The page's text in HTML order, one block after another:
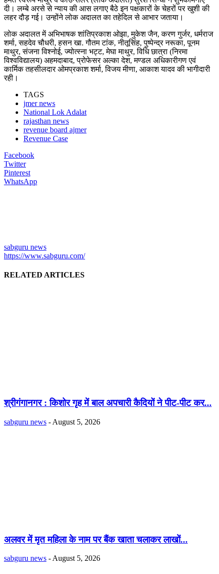
दी। लम्बे अरसे से न्याय की आस लगाए बैठे इन पक्षकारों के चेहरों पर खुशी की
लहर दौड़ गई। उन्होंने लोक अदालत का तहेदिल से आभार जताया।
लोक अदालत में अभिभाषक शांतिप्रकाश ओझा, मुकेश जैन, करण गुर्जर, धर्मराज
शर्मा, सहदेव चौधरी, हसन खा. गौतम टांक, नीतूसिंह, पुष्पेन्द्र नरूका, पूनम
माथुर, संजना विश्नोई, ज्योत्स्ना भट्ट, मेघा माथुर, विधि छात्रा (निरमा
विश्ववि‌द्यालय) अहमदाबाद, प्रोफेसर अल्का देश, मण्डल अधिकारीगण एवं
कार्मिक तहसीलदार ओमप्रकाश शर्मा, विजय मीणा, आकाश यादव की भागीदारी
रही।
TAGS
jmer news
National Lok Adalat
rajasthan news
revenue board ajmer
Revenue Case
Facebook
Twitter
Pinterest
WhatsApp
sabguru news
https://www.sabguru.com/
RELATED ARTICLES
श्रीगंगानगर : किशोर गृह में बाल अपचारी कैदियों ने पीट-पीट कर...
sabguru news - August 5, 2026
अलवर में मृत महिला के नाम पर बैंक खाता चलाकर लाखों...
sabguru news - August 5, 2026